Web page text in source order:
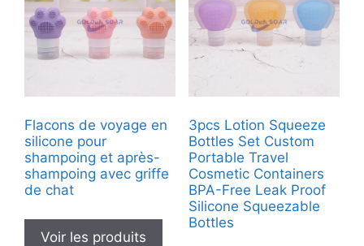
Flacons de voyage en
silicone pour
shampoing et après-
shampoing avec griffe
de chat
Voir les produits
3pcs Lotion Squeeze
Bottles Set Custom
Portable Travel
Cosmetic Containers
BPA-Free Leak Proof
Silicone Squeezable
Bottles